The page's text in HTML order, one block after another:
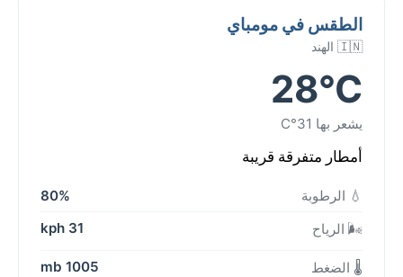
الطقس في مومباي
🇮🇳 الهند
28°C
يشعر بها 31°C
أمطار متفرقة قريبة
💧 الرطوبة
80%
🌬️ الرياح
31 kph
🌡️ الضغط 1005 mb